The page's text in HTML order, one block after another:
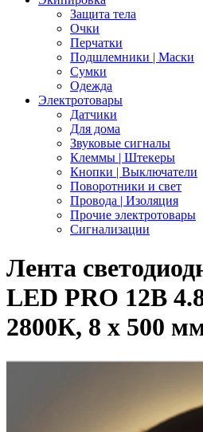
Защита тела
Очки
Перчатки
Подшлемники | Маски
Сумки
Одежда
Электротовары
Датчики
Для дома
Звуковые сигналы
Клеммы | Штекеры
Кнопки | Выключатели
Поворотники и свет
Провода | Изоляция
Прочие электротовары
Сигнализации
Лента
LED PRO 12В
2800К, 8 x 500